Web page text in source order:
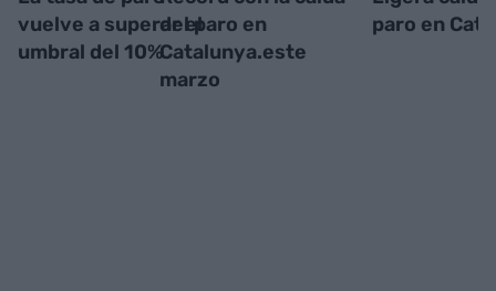
vuelve a superar el
umbral del 10%
del paro en
Catalunya.este
marzo
paro en